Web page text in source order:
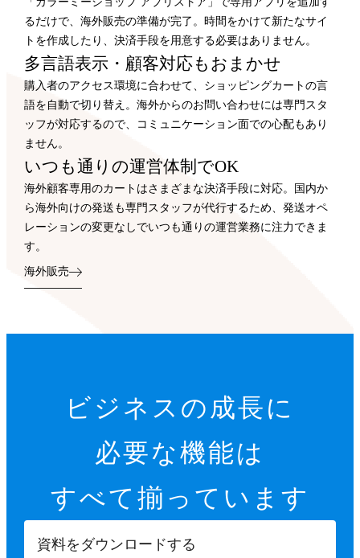
るだけで、海外販売の準備が完了。時間をかけて新たなサイ
トを作成したり、決済手段を用意する必要はありません。
多言語表示・顧客対応もおまかせ
購入者のアクセス環境に合わせて、ショッピングカートの言
語を自動で切り替え。海外からのお問い合わせには専門スタ
ッフが対応するので、コミュニケーション面での心配もあり
ません。
いつも通りの運営体制でOK
海外顧客専用のカートはさまざまな決済手段に対応。国内か
ら海外向けの発送も専門スタッフが代行するため、発送オペ
レーションの変更なしでいつも通りの運営業務に注力できま
す。
海外販売
ビジネスの成長に
必要な機能は
すべて揃っています
資料をダウンロードする